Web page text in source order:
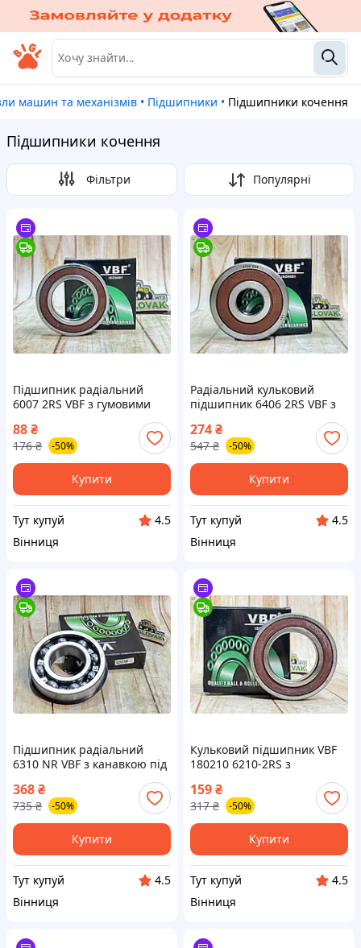
машин та механізмів • Підшипники • Підшипники кочення
Підшипники кочення
Фільтри Популярні
Підшипник радіальний
6007 2RS VBF з гумовими
ущільненнями для надійної
роботи в будь-яких умовах
88₴
176 ₴ -50%
Купити
Тут купуй
4.5
Вінниця
Радіальний кульковий
підшипник 6406 2RS VBF з
гумовими ущільненнями
для надійної роботи
274₴
547 ₴ -50%
Купити
Тут купуй
4.5
Вінниця
Підшипник радіальний
6310 NR VBF з канавкою під
надійної роботи в
механізмах
368₴
735 ₴ -50%
Купити
Тут купуй
4.5
Вінниця
Кульковий підшипник VBF
180210 6210-2RS з
герметизацією з обох боків
для надійної роботи
159₴
317 ₴ -50%
Купити
Тут купуй
4.5
Вінниця